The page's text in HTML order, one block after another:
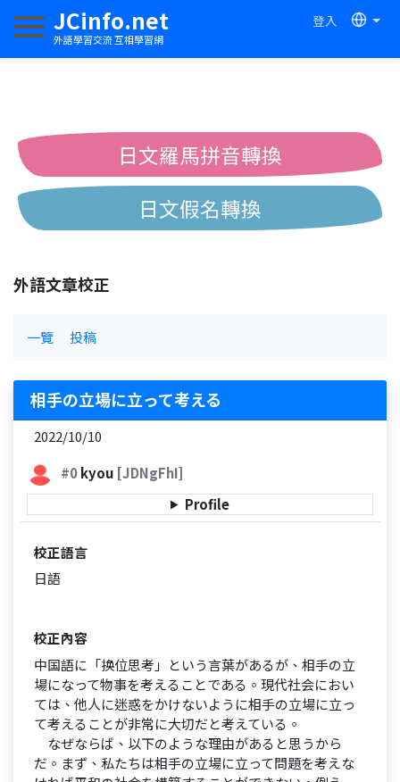
JCinfo.net
外語學習交流 互相學習網
登入
切換導航
日文羅馬拼音轉換
日文假名轉換
外語文章校正
一覽 投稿
相手の立場に立って考える
2022/10/10
#0kyou [JDNgFhI]
Profile
校正語言
日語
校正內容
中国語に「换位思考」という言葉があるが、相手の立
場になって物事を考えることである。現代社会におい
ては、他人に迷惑をかけないように相手の立場に立っ
て考えることが非常に大切だと考えている。
なぜならば、以下のような理由があると思うから
だ。まず、私たちは相手の立場に立って問題を考えな